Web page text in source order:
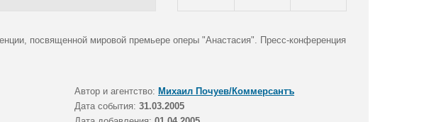
посвященной мировой премьере оперы "Анастасия". Пресс-конференция
Автор и агентство: Михаил Почуев/Коммерсантъ
Дата события: 31.03.2005